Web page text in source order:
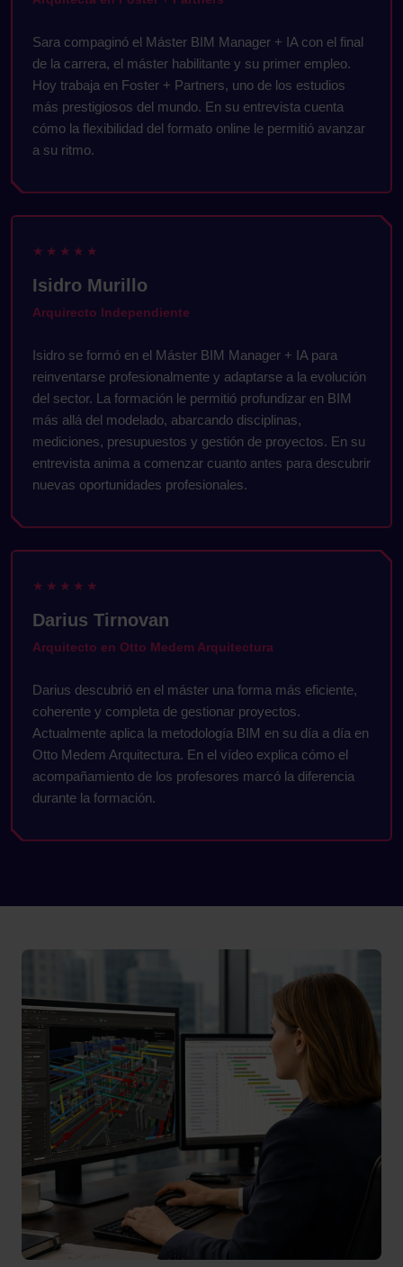
Sara compaginó el Máster BIM Manager + IA con el final
de la carrera, el máster habilitante y su primer empleo.
Hoy trabaja en Foster + Partners, uno de los estudios
más prestigiosos del mundo. En su entrevista cuenta
cómo la flexibilidad del formato online le permitió avanzar
a su ritmo.
1:52
★★★★★
Isidro Murillo
Arquirecto Independiente
Isidro se formó en el Máster BIM Manager + IA para
reinventarse profesionalmente y adaptarse a la evolución
del sector. La formación le permitió profundizar en BIM
más allá del modelado, abarcando disciplinas,
mediciones, presupuestos y gestión de proyectos. En su
entrevista anima a comenzar cuanto antes para descubrir
nuevas oportunidades profesionales.
1:41
★★★★★
Darius Tirnovan
Arquitecto en Otto Medem Arquitectura
Darius descubrió en el máster una forma más eficiente,
coherente y completa de gestionar proyectos.
Actualmente aplica la metodología BIM en su día a día en
Otto Medem Arquitectura. En el vídeo explica cómo el
acompañamiento de los profesores marcó la diferencia
durante la formación.